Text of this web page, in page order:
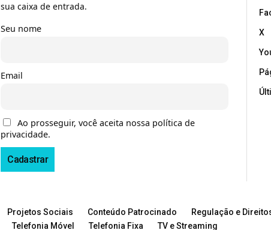
sua caixa de entrada.
Seu nome
Email
Ao prosseguir, você aceita nossa política de
privacidade.
X
Projetos Sociais Conteúdo Patrocinado Regulação e
Telefonia Móvel
Telefonia Fixa TV e Streaming